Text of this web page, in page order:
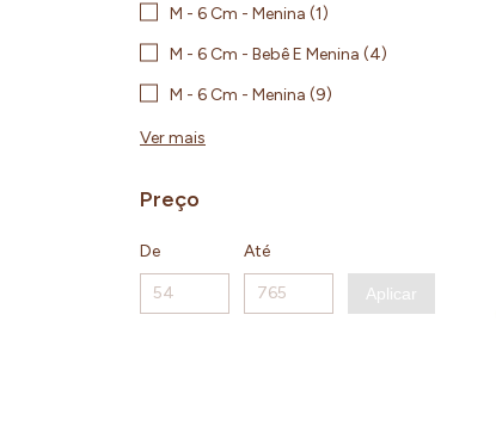
M - 6 Cm - Menina (1)
M - 6 Cm - Bebê E Menina (4)
M - 6 Cm - Menina (9)
Ver mais
Preço
De Até
Aplicar